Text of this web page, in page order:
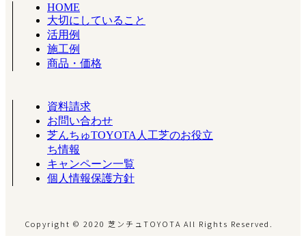
HOME
大切にしていること
活用例
施工例
商品・価格
資料請求
お問い合わせ
芝んちゅTOYOTA人工芝のお役立
ち情報
キャンペーン一覧
個人情報保護方針
Copyright © 2020 芝ンチュTOYOTA All Rights Reserved.